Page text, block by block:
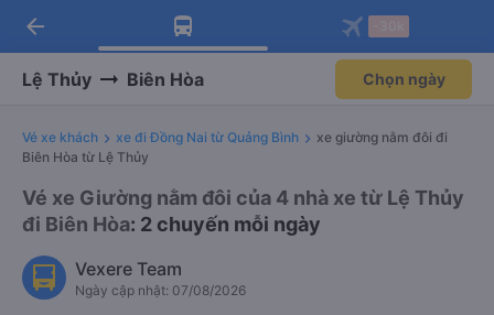
Tải app Vexere ngay!
Nhận ưu đãi thành viên độc
Mở app
Tải app Vexere
-30k/ghế khi đặt vé máy bay qua
Mở app
arrow_back
Lệ Thủy Biên Hòa Chọn ngày
Vé xe khách xe đi Đồng Nai từ Quảng Bình
xe giường nằm đôi đi
Biên Hòa từ Lệ Thủy
Vé xe Giường nằm đôi của 4 nhà xe từ Lệ Thủy
đi Biên Hòa: 2 chuyến mỗi ngày
Vexere Team
Ngày cập nhật: 07/08/2026